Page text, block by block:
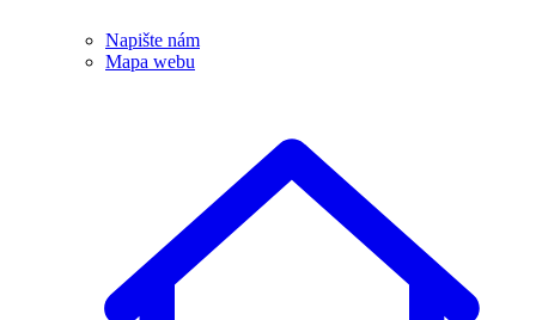
Napište nám
Mapa webu